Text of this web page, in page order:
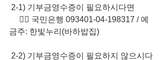
2-1) 기부금영수증이 필요하시다면
금주: 한빛누리(바하밥집)